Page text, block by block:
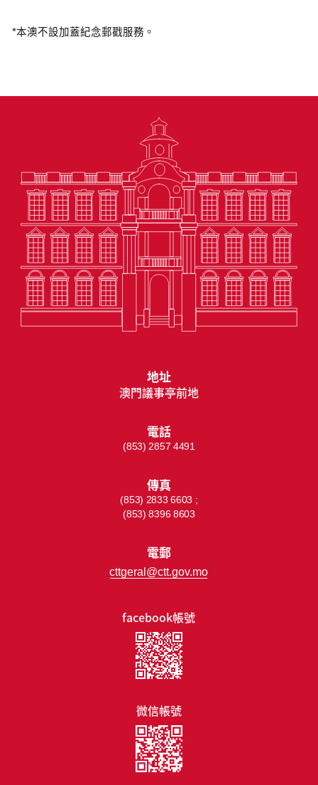
*本澳不設加蓋紀念郵戳服務。
facebook帳號
微信帳號
地址
澳門議事亭前地
電話
(853) 2857 4491
傳真
(853) 2833 6603 ;
(853) 8396 8603
電郵
cttgeral@ctt.gov.mo